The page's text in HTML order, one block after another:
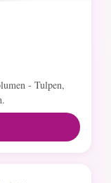
- Tulpen,